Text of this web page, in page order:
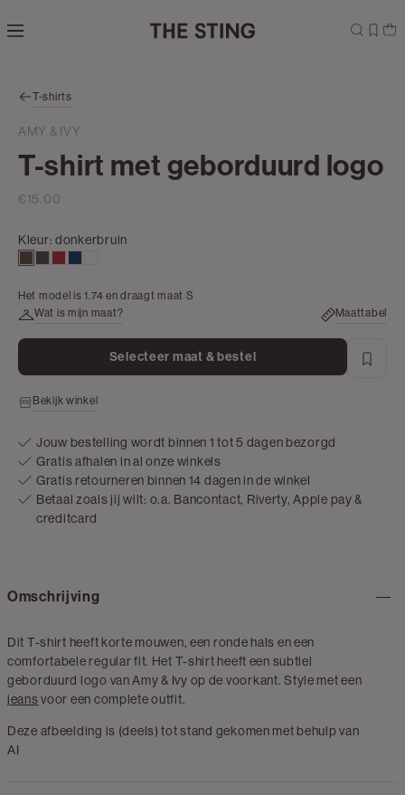
direct naar
zoekbalk
naar de
footer
T-shirts
AMY & IVY
T-shirt met geborduurd logo
€15.00
Kleur:donkerbruin
Het model is 1.74 en draagt maat S
Wat is mijn maat?
Maattabel
Selecteer maat & bestel
Bekijk winkel
Jouw bestelling wordt binnen 1 tot 5 dagen bezorgd
Gratis afhalen in al onze winkels
Gratis retourneren binnen 14 dagen in de winkel
Betaal zoals jij wilt: o.a. Bancontact, Riverty, Apple pay &
creditcard
Omschrijving
Dit T-shirt heeft korte mouwen, een ronde hals en een
comfortabele regular fit. Het T-shirt heeft een subtiel
geborduurd logo van Amy & Ivy op de voorkant. Style met een
jeansvoor een complete outfit.
Deze afbeelding is (deels) tot stand gekomen met behulp van
AI